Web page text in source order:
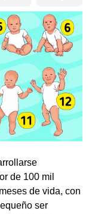
de 100 mil
de vida, con
ser